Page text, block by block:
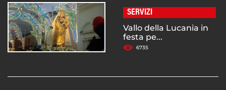
SERVIZI
Vallo della Lucania in
festa pe...
6735